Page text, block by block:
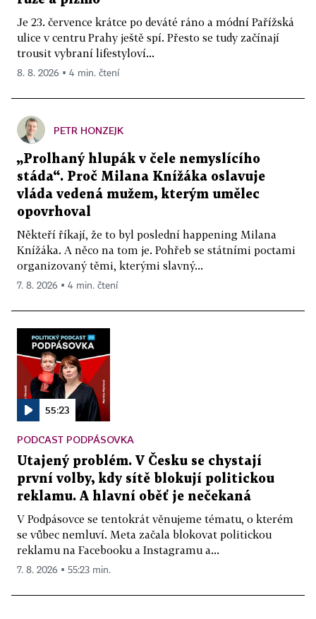
Je 23. července krátce po deváté ráno a módní Pařížská
ulice v centru Prahy ještě spí. Přesto se tudy začínají
trousit vybraní lifestyloví...
8. 8. 2026 ▪ 4 min. čtení
PETR HONZEJK
„Prolhaný hlupák v čele nemyslícího
stáda“. Proč Milana Knížáka oslavuje
vláda vedená mužem, kterým umělec
opovrhoval
Někteří říkají, že to byl poslední happening Milana
Knížáka. A něco na tom je. Pohřeb se státními poctami
organizovaný těmi, kterými slavný...
7. 8. 2026 ▪ 4 min. čtení
55:23
PODCAST PODPÁSOVKA
Utajený problém. V Česku se chystají
první volby, kdy sítě blokují politickou
reklamu. A hlavní oběť je nečekaná
V Podpásovce se tentokrát věnujeme tématu, o kterém
se vůbec nemluví. Meta začala blokovat politickou
reklamu na Facebooku a Instagramu a...
7. 8. 2026 ▪ 55:23 min.